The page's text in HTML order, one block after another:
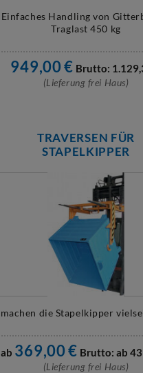
Einfaches Handling von
Traglast 450 kg
949,00€ Brutto:
(Lieferung frei Haus)
TRAVERSEN FÜR
STAPELKIPPER
machen die Stapelkipper
ab 369,00€ Brutto: ab
(Lieferung frei Haus)